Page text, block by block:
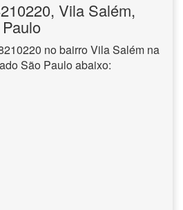
Vila Salém,
no bairro Vila Salém na
São Paulo abaixo: